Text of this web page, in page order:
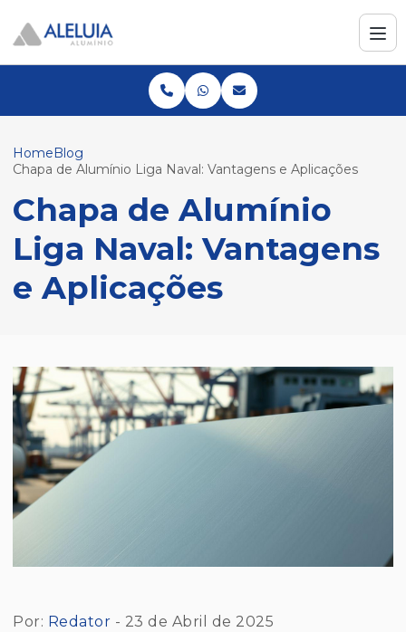
HomeBlog
Chapa de Alumínio Liga Naval: Vantagens e Aplicações
Chapa de Alumínio
Liga Naval: Vantagens
e Aplicações
Por: Redator - 23 de Abril de 2025